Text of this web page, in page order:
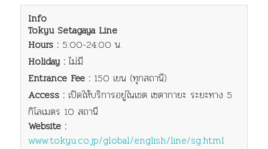
Info
Tokyu Setagaya Line
Hours :5:00-24:00 น.
Holiday :ไม่มี
Entrance Fee :150 เยน (ทุกสถานี)
Access :เปิดให้บริการอยู่ในเขต เซตากายะ ระยะทาง 5
กิโลเมตร 10 สถานี
Website :
www.tokyu.co.jp/global/english/line/sg.html